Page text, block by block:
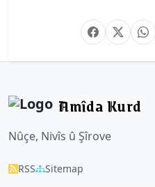
Amîda Kurd
Nûçe, Nivîs û Şîrove
RSS Sitemap